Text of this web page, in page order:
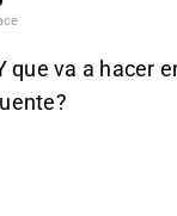
que va a hacer